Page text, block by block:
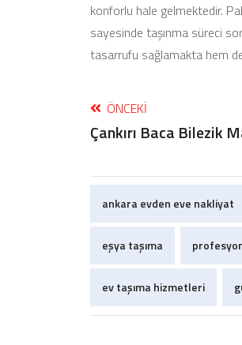
konforlu hale gelmektedir.
sayesinde taşınma süreci
tasarrufu sağlamakta hem
ÖNCEKI
Çankırı Baca Bilezik
ankara evden eve nakliyat
eşya taşıma
ev taşıma hizmetleri